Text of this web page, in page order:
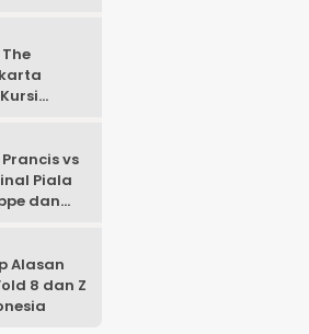
vs
Piala
dan
Alasan
8 dan Z